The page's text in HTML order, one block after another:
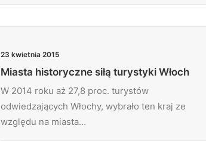
23 kwietnia 2015
Miasta historyczne siłą turystyki Włoch
W 2014 roku aż 27,8 proc. turystów
odwiedzających Włochy, wybrało ten kraj ze
względu na miasta…